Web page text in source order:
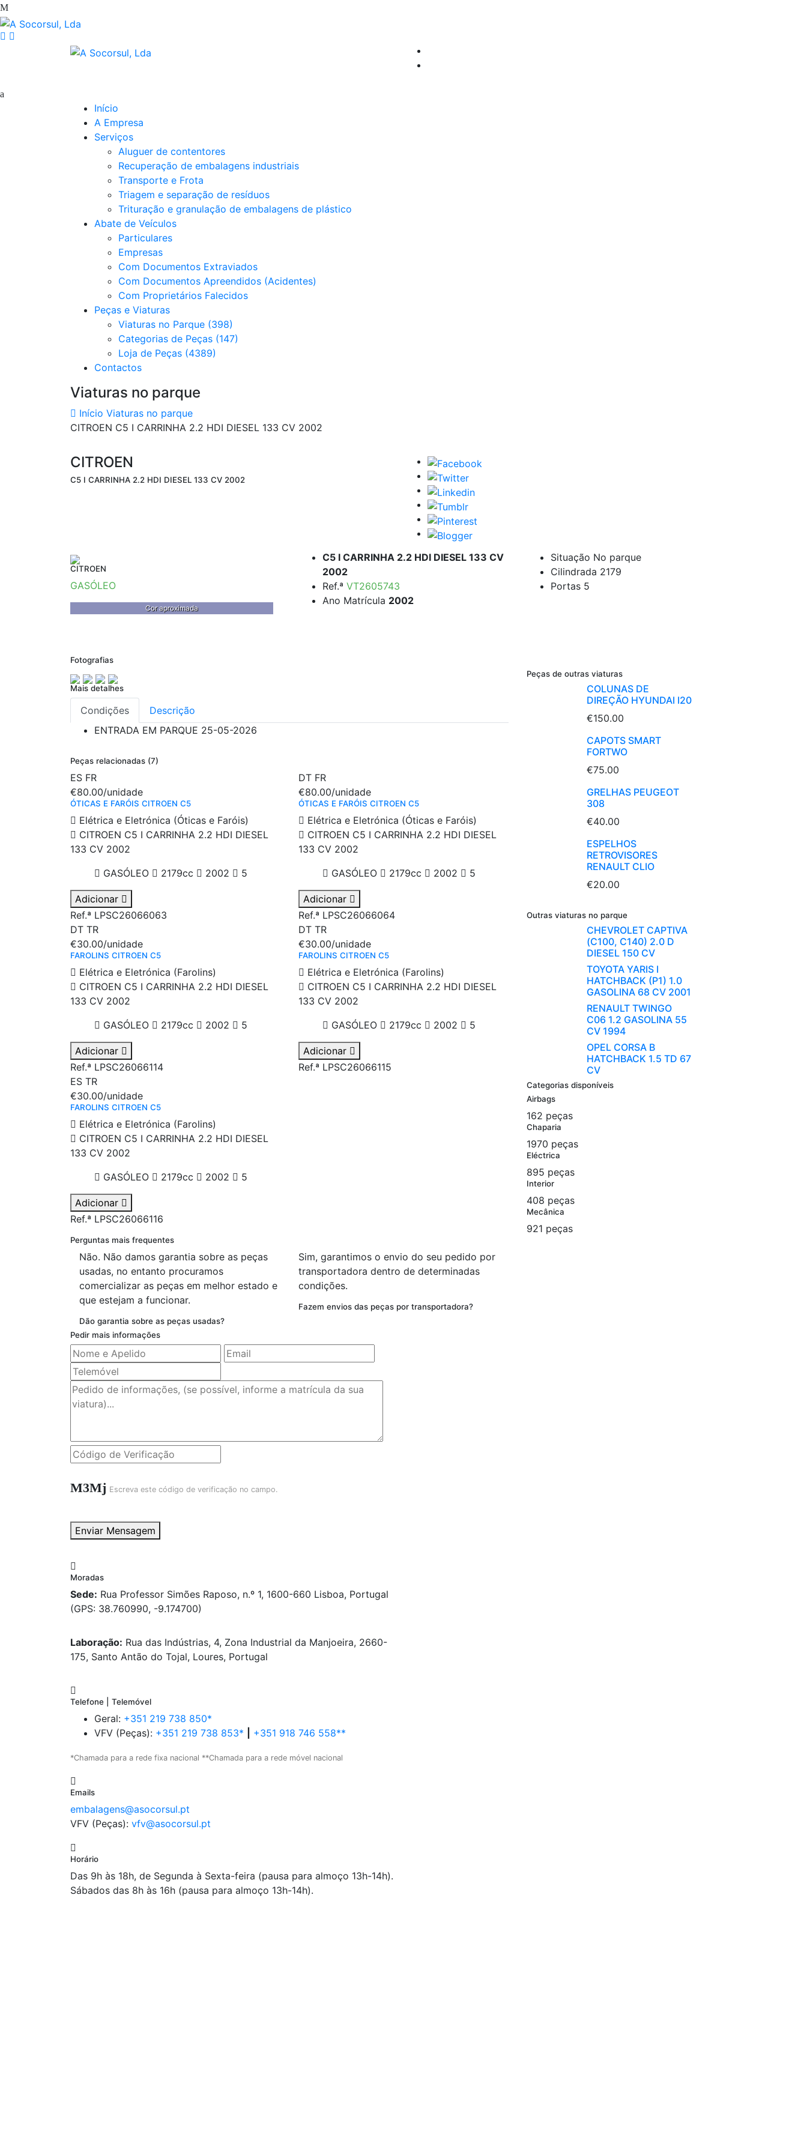
Início
A Empresa
Serviços
Aluguer de contentores
Recuperação de embalagens industriais
Transporte e Frota
Triagem e separação de resíduos
Trituração e granulação de embalagens de plástico
Abate de Veículos
Particulares
Empresas
Com Documentos Extraviados
Com Documentos Apreendidos (Acidentes)
Com Proprietários Falecidos
Peças e Viaturas
Viaturas no Parque (398)
Categorias de Peças (147)
Loja de Peças (4389)
Contactos
Viaturas no parque
Início Viaturas no parque
CITROEN C5 I CARRINHA 2.2 HDI DIESEL 133 CV 2002
CITROEN
C5 I CARRINHA 2.2 HDI DIESEL 133 CV 2002
CITROEN
GASÓLEO
Cor aproximada
C5 I CARRINHA 2.2 HDI DIESEL 133 CV
2002
Ref.ª VT2605743
Ano Matrícula 2002
Situação No parque
Cilindrada 2179
Portas 5
Fotografias
Mais detalhes
Condições
Descrição
ENTRADA EM PARQUE 25-05-2026
Peças relacionadas (7)
ES FR
€80.00/unidade
ÓTICAS E FARÓIS CITROEN C5
Elétrica e Eletrónica (Óticas e Faróis)
CITROEN C5 I CARRINHA 2.2 HDI DIESEL
133 CV 2002
GASÓLEO
2179cc 2002 5
Adicionar
Ref.ª LPSC26066063
DT FR
€80.00/unidade
ÓTICAS E FARÓIS CITROEN C5
Elétrica e Eletrónica (Óticas e Faróis)
CITROEN C5 I CARRINHA 2.2 HDI DIESEL
133 CV 2002
GASÓLEO
2179cc 2002 5
Adicionar
Ref.ª LPSC26066064
DT TR
€30.00/unidade
FAROLINS CITROEN C5
Elétrica e Eletrónica (Farolins)
CITROEN C5 I CARRINHA 2.2 HDI DIESEL
133 CV 2002
GASÓLEO
2179cc 2002 5
Adicionar
Ref.ª LPSC26066114
DT TR
€30.00/unidade
FAROLINS CITROEN C5
Elétrica e Eletrónica (Farolins)
CITROEN C5 I CARRINHA 2.2 HDI DIESEL
133 CV 2002
GASÓLEO
2179cc 2002 5
Adicionar
Ref.ª LPSC26066115
ES TR
€30.00/unidade
FAROLINS CITROEN C5
Elétrica e Eletrónica (Farolins)
CITROEN C5 I CARRINHA 2.2 HDI DIESEL
133 CV 2002
GASÓLEO
2179cc 2002 5
Adicionar
Ref.ª LPSC26066116
Perguntas mais frequentes
Não. Não damos garantia sobre as peças
usadas, no entanto procuramos
comercializar as peças em melhor estado e
que estejam a funcionar.
Dão garantia sobre as peças usadas?
Sim, garantimos o envio do seu pedido por
transportadora dentro de determinadas
condições.
Fazem envios das peças por transportadora?
Pedir mais informações
M3Mj Escreva este código de verificação no campo.
Enviar Mensagem
Peças de outras viaturas
COLUNAS DE
DIREÇÃO HYUNDAI I20
€150.00
CAPOTS SMART
FORTWO
€75.00
GRELHAS PEUGEOT
308
€40.00
ESPELHOS
RETROVISORES
RENAULT CLIO
€20.00
Outras viaturas no parque
CHEVROLET CAPTIVA
(C100, C140) 2.0 D
DIESEL 150 CV
TOYOTA YARIS I
HATCHBACK (P1) 1.0
GASOLINA 68 CV 2001
RENAULT TWINGO
C06 1.2 GASOLINA 55
CV 1994
OPEL CORSA B
HATCHBACK 1.5 TD 67
CV
Categorias disponíveis
Airbags
162 peças
Chaparia
1970 peças
Eléctrica
895 peças
Interior
408 peças
Mecânica
921 peças
Moradas
Sede: Rua Professor Simões Raposo, n.º 1, 1600-660 Lisboa, Portugal
(GPS: 38.760990, -9.174700)
Laboração: Rua das Indústrias, 4, Zona Industrial da Manjoeira, 2660-
175, Santo Antão do Tojal, Loures, Portugal
Telefone | Telemóvel
Geral: +351 219 738 850*
VFV (Peças): +351 219 738 853* +351 918 746 558**
*Chamada para a rede fixa nacional **Chamada para a rede móvel nacional
Emails
embalagens@asocorsul.pt
VFV (Peças): vfv@asocorsul.pt
Horário
Das 9h às 18h, de Segunda à Sexta-feira (pausa para almoço 13h-14h).
Sábados das 8h às 16h (pausa para almoço 13h-14h).